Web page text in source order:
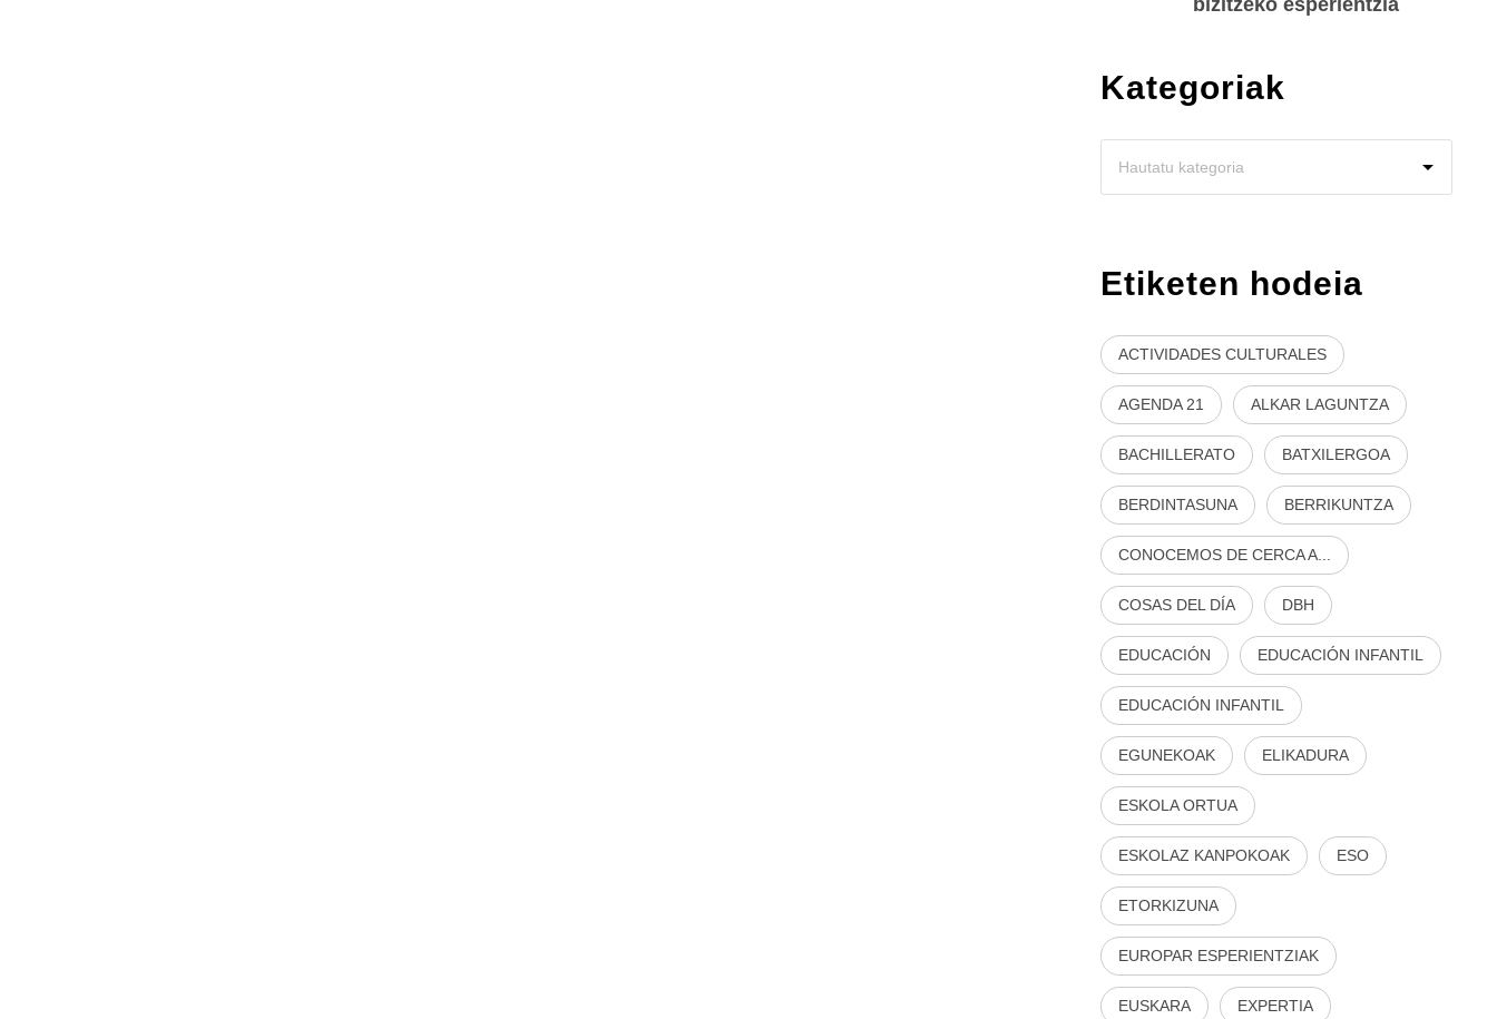
bizitzeko esperientzia
Kategoriak
Etiketen hodeia
ACTIVIDADES CULTURALES
AGENDA 21 ALKAR LAGUNTZA
BACHILLERATO BATXILERGOA
BERDINTASUNA BERRIKUNTZA
CONOCEMOS DE CERCA A...
COSAS DEL DÍA DBH
EDUCACIÓN EDUCACIÓN INFANTIL
EDUCACIÓN INFANTIL
EGUNEKOAK ELIKADURA
ESKOLA ORTUA
ESKOLAZ KANPOKOAK ESO
ETORKIZUNA
EUROPAR ESPERIENTZIAK
EUSKARA EXPERTIA